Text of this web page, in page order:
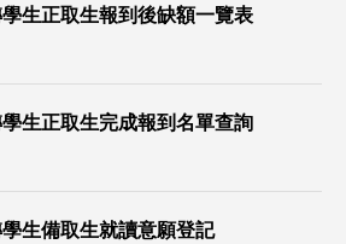
生正取生報到後缺額一覽表
生正取生完成報到名單查詢
生備取生就讀意願登記